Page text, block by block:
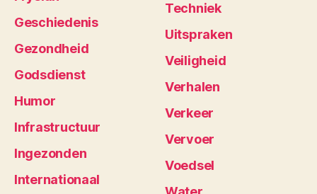
Geschiedenis
Gezondheid
Godsdienst
Humor
Infrastructuur
Ingezonden
Internationaal
Techniek
Uitspraken
Veiligheid
Verhalen
Verkeer
Vervoer
Voedsel